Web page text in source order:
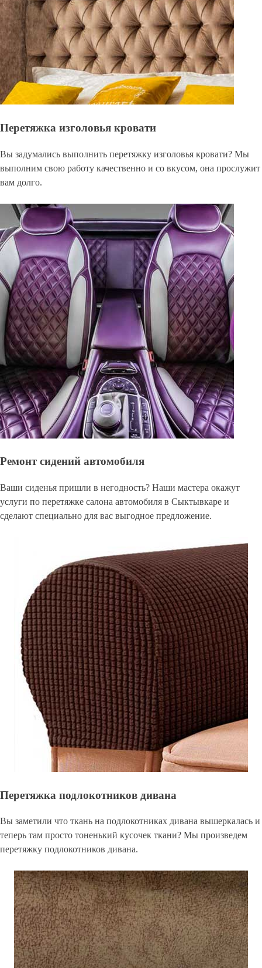
Перетяжка изголовья кровати
Вы задумались выполнить перетяжку изголовья кровати? Мы
выполним свою работу качественно и со вкусом, она прослужит
вам долго.
Ремонт сидений автомобиля
Ваши сиденья пришли в негодность? Наши мастера окажут
услуги по перетяжке салона автомобиля в Сыктывкаре и
сделают специально для вас выгодное предложение.
Перетяжка подлокотников дивана
Вы заметили что ткань на подлокотниках дивана вышеркалась и
теперь там просто тоненький кусочек ткани? Мы произведем
перетяжку подлокотников дивана.